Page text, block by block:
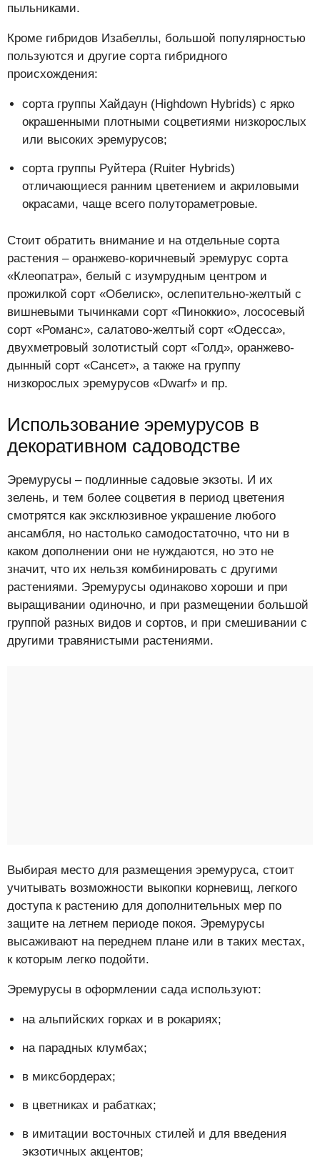
пыльниками.
Кроме гибридов Изабеллы, большой популярностью
пользуются и другие сорта гибридного
происхождения:
сорта группы Хайдаун (Highdown Hybrids) с ярко
окрашенными плотными соцветиями низкорослых
или высоких эремурусов;
сорта группы Руйтера (Ruiter Hybrids)
отличающиеся ранним цветением и акриловыми
окрасами, чаще всего полутораметровые.
Стоит обратить внимание и на отдельные сорта
растения – оранжево-коричневый эремурус сорта
«Клеопатра», белый с изумрудным центром и
прожилкой сорт «Обелиск», ослепительно-желтый с
вишневыми тычинками сорт «Пиноккио», лососевый
сорт «Романс», салатово-желтый сорт «Одесса»,
двухметровый золотистый сорт «Голд», оранжево-
дынный сорт «Сансет», а также на группу
низкорослых эремурусов «Dwarf» и пр.
Использование эремурусов в
декоративном садоводстве
Эремурусы – подлинные садовые экзоты. И их
зелень, и тем более соцветия в период цветения
смотрятся как эксклюзивное украшение любого
ансамбля, но настолько самодостаточно, что ни в
каком дополнении они не нуждаются, но это не
значит, что их нельзя комбинировать с другими
растениями. Эремурусы одинаково хороши и при
выращивании одиночно, и при размещении большой
группой разных видов и сортов, и при смешивании с
другими травянистыми растениями.
Выбирая место для размещения эремуруса, стоит
учитывать возможности выкопки корневищ, легкого
доступа к растению для дополнительных мер по
защите на летнем периоде покоя. Эремурусы
высаживают на переднем плане или в таких местах,
к которым легко подойти.
Эремурусы в оформлении сада используют:
на альпийских горках и в рокариях;
на парадных клумбах;
в миксбордерах;
в цветниках и рабатках;
в имитации восточных стилей и для введения
экзотичных акцентов;